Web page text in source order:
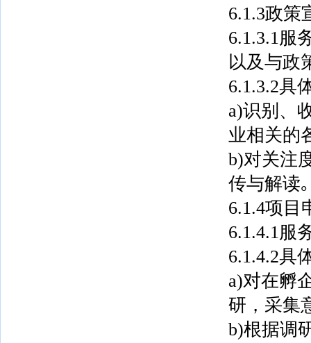
6.1.3政策
6.1.3.1服
以及与政
6.1.3.2具
a)识别、
业相关的
b)对关注
传与解读｡
6.1.4项目
6.1.4.1服
6.1.4.2具
a)对在孵
研，采集
b)根据调